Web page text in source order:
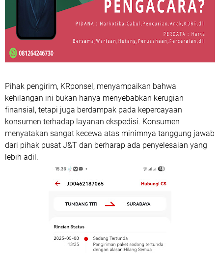
Pihak pengirim, KRponsel, menyampaikan bahwa
kehilangan ini bukan hanya menyebabkan kerugian
finansial, tetapi juga berdampak pada kepercayaan
konsumen terhadap layanan ekspedisi. Konsumen
menyatakan sangat kecewa atas minimnya tanggung jawab
dari pihak pusat J&T dan berharap ada penyelesaian yang
lebih adil.